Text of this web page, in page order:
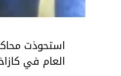
استحوذت
العام في